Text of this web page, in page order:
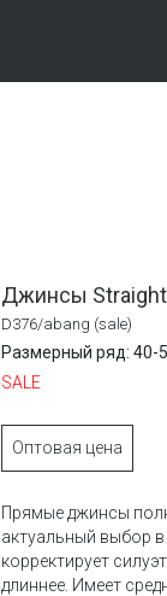
Джинсы Straight
D376/abang (sale)
Размерный ряд: 40-
SALE
Оптовая цена
Прямые джинсы
актуальный выбор
корректирует
длиннее. Имеет